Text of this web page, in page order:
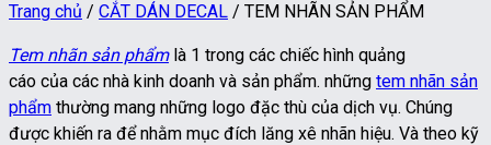
Trang chủ / CẮT DÁN DECAL / TEM NHÃN SẢN PHẨM
Tem nhãn sản phẩmlà 1 trong các chiếc hình quảng
cáo của các nhà kinh doanh và sản phẩm. những tem nhãn sản
phẩm thường mang những logo đặc thù của dịch vụ. Chúng
được khiến ra để nhằm mục đích lăng xê nhãn hiệu. Và theo kỹ